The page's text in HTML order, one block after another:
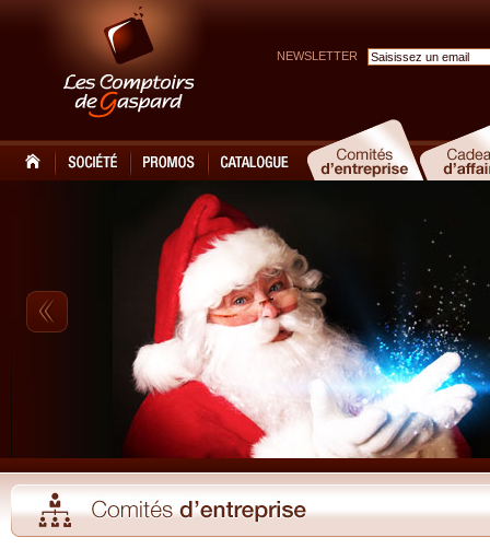
NEWSLETTER